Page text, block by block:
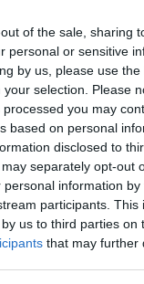
of the sale, sharing
personal or sensitive
by us, please use
selection. Please
you may
based on personal
disclosed to
separately opt-out
personal information
participants.
us to third parties on
that may further
το